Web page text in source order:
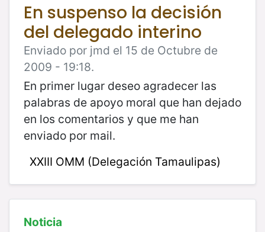
En suspenso la decisión
del delegado interino
Enviado por jmd el 15 de Octubre de
2009 - 19:18.
En primer lugar deseo agradecer las
palabras de apoyo moral que han dejado
en los comentarios y que me han
enviado por mail.
XXIII OMM (Delegación Tamaulipas)
Noticia